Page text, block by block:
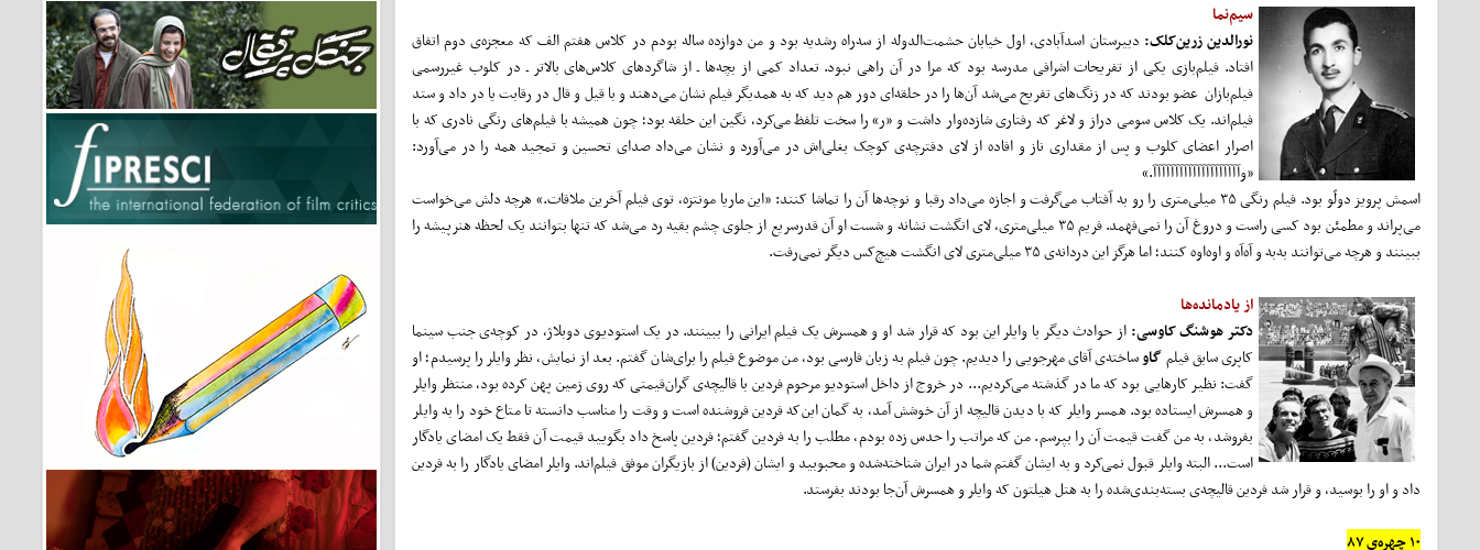
سیم‌نما
نورالدین زرین‌کلک: دبیرستان اسدآبادی، اول خیابان حشمت‌الدوله از سه‌راه رشدیه بود و من دوازده ساله بودم در کلاس هفتم الف که معجزه‌ی دوم اتفاق
افتاد. فیلم‌بازی یکی از تفریحات اشرافی مدرسه بود که مرا در آن راهی نبود. تعداد کمی از بچه‌ها ـ از شاگردهای کلاس‌های بالاتر ـ در کلوب غیررسمی
فیلم‌بازان عضو بودند که در زنگ‌های تفریح می‌شد آن‌ها را در حلقه‌ای دور هم دید که به همدیگر فیلم نشان می‌دهند و با قیل و قال در رقابت یا در داد و ستد
فیلم‌اند. یک کلاس سومی دراز و لاغر که رفتاری شازده‌وار داشت و «ر» را سخت تلفظ می‌کرد، نگین این حلقه بود؛ چون همیشه با فیلم‌های رنگی نادری که با
اصرار اعضای کلوب و پس از مقداری ناز و افاده‌ از لای دفترچه‌ی کوچک بغلی‌اش در می‌آورد و نشان می‌داد صدای تحسین و تمجید همه را در می‌آورد:
«وآآآآآآآآآآآآآآآآآآآآ.»
اسمش پرویز دولّو بود. فیلم رنگی ۳۵ میلی‌متری را رو به آفتاب می‌گرفت و اجازه می‌داد رقبا و نوچه‌ها آن را تماشا کنند: «این ماریا مونتزه، توی فیلم آخرین ملاقات.» هرچه دلش می‌خواست
می‌پراند و مطمئن بود کسی راست و دروغ آن را نمی‌فهمد. فریم ۳۵ میلی‌متری، لای انگشت نشانه و شست او آن قدرسریع از جلوی چشم بقیه رد می‌شد که تنها بتوانند یک لحظه هنرپیشه را
ببینند و هرچه می‌توانند به‌به و آه‌آه و اوه‌اوه کنند؛ اما هرگز این دردانه‌ی ۳۵ میلی‌متری لای انگشت هیچ‌کس دیگر نمی‌رفت.
از یادمانده‌ها
دکتر هوشنگ کاوسی: از حوادث دیگر با وایلر این بود که قرار شد او و همسرش یک فیلم ایرانی را ببینند. در یک استودیوی دوبلاژ، در کوچه‌ی جنب سینما
کاپری سابق فیلمگاوساخته‌ی آقای مهرجویی را دیدیم. چون فیلم به زبان فارسی بود، من موضوع فیلم را برای‌شان گفتم. بعد از نمایش، نظر وایلر را پرسیدم؛ او
گفت: نظیر کارهایی بود که ما در گذشته می‌کردیم... در خروج از داخل استودیو مرحوم فردین با قالیچه‌ی گران‌قیمتی که روی زمین پهن کرده بود، منتظر وایلر
و همسرش ایستاده بود. همسر وایلر که با دیدن قالیچه از آن خوشش آمد، به گمان این‌که فردین فروشنده است و وقت را مناسب دانسته تا متاع خود را به وایلر
بفروشد، به من گفت قیمت آن را بپرسم. من که مراتب را حدس زده بودم، مطلب را به فردین گفتم؛ فردین پاسخ داد بگویید قیمت آن فقط یک امضای یادگار
است... البته وایلر قبول نمی‌کرد و به ایشان گفتم شما در ایران شناخته‌شده و محبوبید و ایشان (فردین) از بازیگران موفق فیلم‌اند. وایلر امضای یادگار را به فردین
داد و او را بوسید، و قرار شد فردین قالیچه‌ی بسته‌بندی‌شده را به هتل هیلتون که وایلر و همسرش آن‌جا بودند بفرستد.
۱۰ چهره‌ی ۸۷